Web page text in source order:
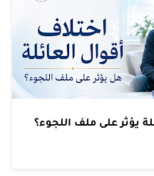
يؤثر على ملف اللجوء؟